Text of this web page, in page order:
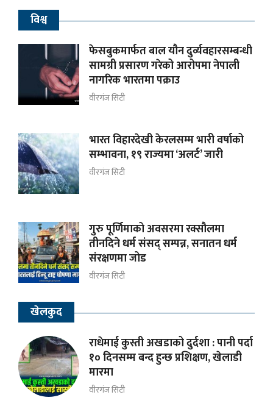
विश्व
फेसबुकमार्फत बाल यौन दुर्व्यवहारसम्बन्धी
सामग्री प्रसारण गरेको आरोपमा नेपाली
नागरिक भारतमा पक्राउ
वीरगंज सिटी
भारत विहारदेखी केरलसम्म भारी वर्षाको
सम्भावना, १९ राज्यमा ‘अलर्ट’ जारी
वीरगंज सिटी
गुरु पूर्णिमाको अवसरमा रक्सौलमा
तीनदिने धर्म संसद् सम्पन्न, सनातन धर्म
संरक्षणमा जोड
वीरगंज सिटी
खेलकुद
राधेमाई कुस्ती अखडाको दुर्दशा : पानी पर्दा
१० दिनसम्म बन्द हुन्छ प्रशिक्षण, खेलाडी
मारमा
वीरगंज सिटी